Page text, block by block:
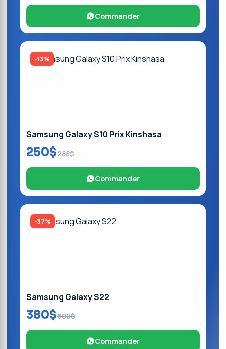
Commander
-13%
Samsung Galaxy S10 Prix Kinshasa
250$288$
Commander
-37%
Samsung Galaxy S22
380$600$
Commander